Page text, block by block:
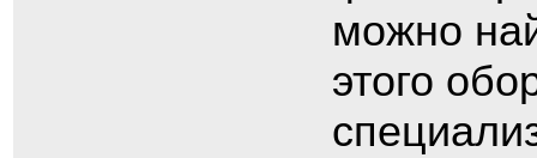
можно
этого